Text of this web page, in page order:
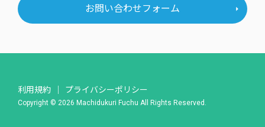
お問い合わせフォーム
利用規約 プライバシーポリシー
Copyright © 2026 Machidukuri Fuchu All Rights Reserved.